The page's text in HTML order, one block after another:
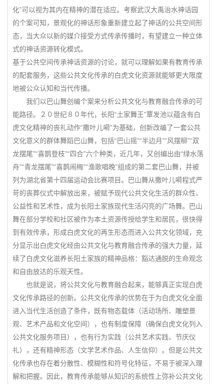
化”可以视为其内在精神的潜在适应。考察武汉大禹治水神话园
的个案可知，景观化的神话形象重新建立起了神话的公共空间形
态，当大众以新的媒介接受方式传承传播时，有望建立一种立体
式的神话资源转化模式。
基于公共空间传承神话资源的讨论，就可以理解如果有教育传承
的配套服务，这些公共文化传承的白虎文化资源就能够更大限度
地被公众认知和当代传播。
我们以巴山舞创编个案来分析公共文化与教育融合传承的可
能路径。２０世纪８０年代，长阳“土家舞王”覃发池以蕴含有白
虎文化精神的丧礼动作“撒叶儿嗬”为基础，创新改编了一套公共
文化意义的群体舞蹈巴山舞，包括“巴山摇”“半边月”“风摆柳”“双
龙摆尾”“喜鹊登枝”“四合”六个种类，近几年，又创编出由“绿水荡
舟”“青龙摆尾”“喜鹊闹梅”“渔歌唱晚”组成的第二套巴山舞，并被
列为湖北省第十四届运动会比赛项目。巴山舞从撒叶儿嗬程式严
苛的丧葬仪式中解放出来，被赋予现代公共文化生活的群众性、
公益性和艺术性，成为长阳土家族现代生活闪亮的广场舞。巴山
舞在部分学校和社区被作为本土资源传授给学生和居民，很快得
到有效传承，形成白虎文化的再生形态而进入公共文化领域，充
分显示出白虎文化经由公共文化与教育融合传承的强大力量，延
续了白虎文化滋养长阳土家族的精神品格：豁达通脱的生命观念
和自由放达的乐观天性。
也就是说，将公共文化与教育融合起来，能够真正实现白虎
文化传承路径的创新。公共文化传承的优势在于为白虎文化全面
进入当代生活创造了条件，既有物态载体（活动场所、雕塑景
观、艺术产品和文化空间），也有制度保障（确保白虎文化列入
公共文化服务项目），也有行为实践（公共艺术实践、节庆仪
礼），还有精神形态（文学艺术作品、人生信仰）。但是公共文
化传承也存在着分散性、模糊性和符号化特征，不易于被深入理
解和把握。因此，教育传承能够从知识的系统性上弥补公共文化